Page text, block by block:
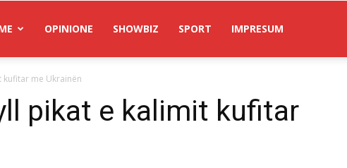
OPINIONE SHOWBIZ SPORT IMPRESUM
kufitar me Ukrainën
pikat e kalimit kufitar